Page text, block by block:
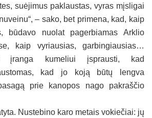
suėjimus paklaustas, vyras mįsligai
– sako, bet primena, kad, kaip
būdavo nuolat pagerbiamas Arklio
kaip vyriausias, garbingiausias…
įranga kumeliui įsprausti, kad
kad jo koją būtų lengva
prie kanopos nago pakraščio
Nustebino karo metais vokiečiai: jų